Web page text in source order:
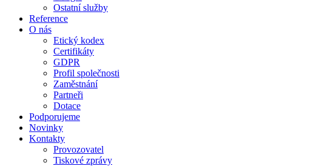
Ostatní služby
Reference
O nás
Etický kodex
Certifikáty
GDPR
Profil společnosti
Zaměstnání
Partneři
Dotace
Podporujeme
Novinky
Kontakty
Provozovatel
Tiskové zprávy